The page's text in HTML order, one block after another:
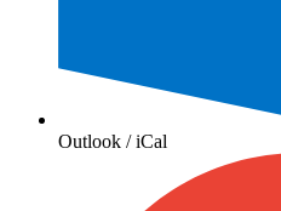
Outlook / iCal